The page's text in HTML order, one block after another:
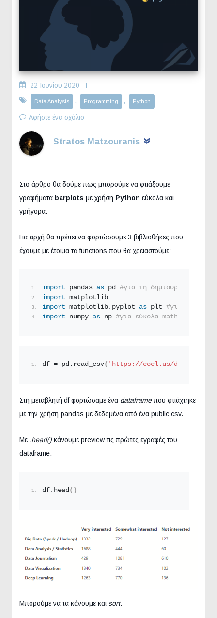
22 Ιουνίου 2020
Data Analysis , Programming , Python
Αφήστε ένα σχόλιο
Stratos Matzouranis
Στο άρθρο θα δούμε πως μπορούμε να φτιάξουμε
γραφήματα barplots με χρήση Python εύκολα και
γρήγορα.
Για αρχή θα πρέπει να φορτώσουμε 3 βιβλιοθήκες που
έχουμε με έτοιμα τα functions που θα χρειαστούμε:
import pandas as pd #για τη δημιουργία
import matplotlib
import matplotlib.pyplot as plt #για το
import numpy as np #για εύκολα math
df = pd. read_csv( 'https://cocl.us/
Στη μεταβλητή df φορτώσαμε ένα dataframeπου φτιάχτηκε
με την χρήση pandas με δεδομένα από ένα public csv.
Με .head() κάνουμε preview τις πρώτες εγραφές του
dataframe:
df. head ()
Μπορούμε να τα κάνουμε και sort: